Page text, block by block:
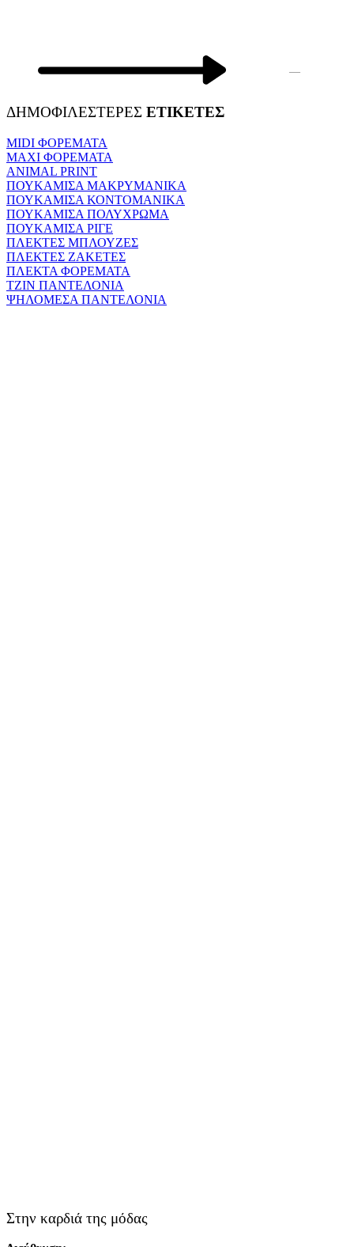
—
ΔΗΜΟΦΙΛΕΣΤΕΡΕΣ ΕΤΙΚΕΤΕΣ
MIDI ΦΟΡΕΜΑΤΑ
MAXI ΦΟΡΕΜΑΤΑ
ANIMAL PRINT
ΠΟΥΚΑΜΙΣΑ ΜΑΚΡΥΜΑΝΙΚΑ
ΠΟΥΚΑΜΙΣΑ ΚΟΝΤΟΜΑΝΙΚΑ
ΠΟΥΚΑΜΙΣΑ ΠΟΛΥΧΡΩΜΑ
ΠΟΥΚΑΜΙΣΑ ΡΙΓΕ
ΠΛΕΚΤΕΣ ΜΠΛΟΥΖΕΣ
ΠΛΕΚΤΕΣ ΖΑΚΕΤΕΣ
ΠΛΕΚΤΑ ΦΟΡΕΜΑΤΑ
ΤΖΙΝ ΠΑΝΤΕΛΟΝΙΑ
ΨΗΛΟΜΕΣΑ ΠΑΝΤΕΛΟΝΙΑ
Στην καρδιά της μόδας